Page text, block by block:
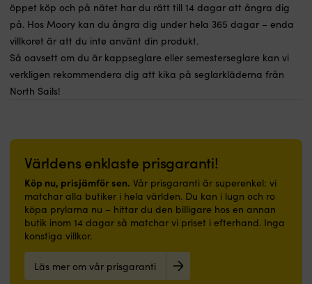
öppet köp och på nätet har du rätt till 14 dagar att ångra dig
på. Hos Moory kan du ångra dig under hela 365 dagar – enda
villkoret är att du inte använt din produkt.
Så oavsett om du är kappseglare eller semesterseglare kan vi
verkligen rekommendera dig att kika på seglarkläderna från
North Sails!
Världens enklaste prisgaranti!
Köp nu, prisjämför sen. Vår prisgaranti är superenkel: vi
matchar alla butiker i hela världen. Du kan i lugn och ro
köpa prylarna nu – hittar du den billigare hos en annan
butik inom 14 dagar så matchar vi priset i efterhand. Inga
konstiga villkor.
Läs mer om vår prisgaranti